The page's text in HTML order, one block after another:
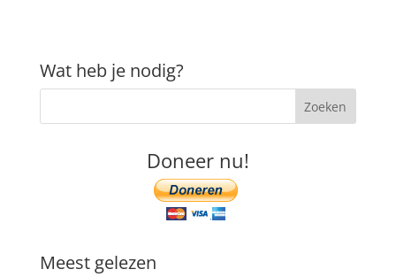
Wat heb je nodig?
Doneer nu!
Meest gelezen